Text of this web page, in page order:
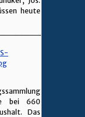
heute
bei 660
Das